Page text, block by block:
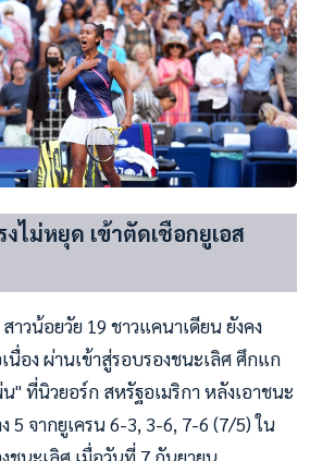
ไม่หยุด เข้าตัดเชือกยูเอส
าวน้อยวัย 19 ชาวแคนาเดียน ยังคง
นื่อง ผ่านเข้าสู่รอบรองชนะเลิศ ศึกแก
" ที่นิวยอร์ก สหรัฐอเมริกา หลังเอาชนะ
5 จากยูเครน 6-3, 3-6, 7-6 (7/5) ใน